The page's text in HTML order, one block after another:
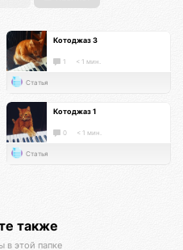
Котоджаз 3
1 < 1 мин.
Статья
Котоджаз 1
0 < 1 мин.
Статья
также
в этой папке